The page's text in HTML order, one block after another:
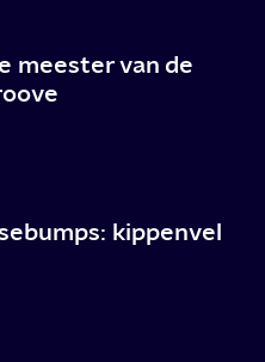
meester van de
kippenvel